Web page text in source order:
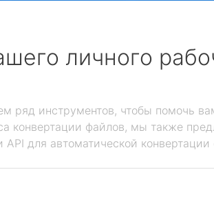
личного
ряд инструментов, чтобы помочь
конвертации файлов, мы также
API для автоматической